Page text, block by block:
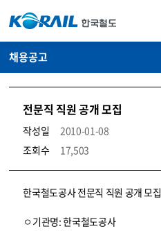
채용공고
전문직 직원 공개 모집
작성일
2010-01-08
조회수
17,503
코레일소개_경영공시_채용공고 상세보기 – 내용, 파일, 담당자 연락처로 구성
한국철도공사 전문직 직원 공개 모집
ㅇ기관명: 한국철도공사